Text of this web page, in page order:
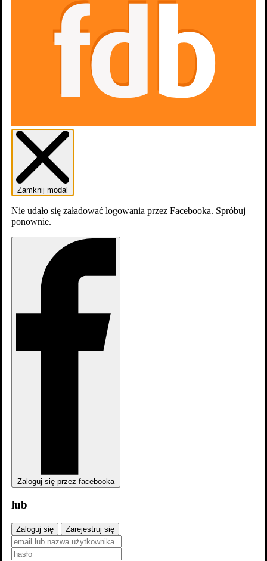
Filmografia
Skocz do wybranego zawodu
Producenci
14
Scenariusz
Pozostała Ekipa
Zamknij modal
Nie udało się załadować logowania przez Facebooka. Spróbuj
ponownie.
Zaloguj się przez facebooka
lub
Zaloguj się Zarejestruj się